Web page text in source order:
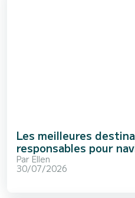
Les meilleures
responsables pour
Méditerranée
Par Ellen
30/07/2026